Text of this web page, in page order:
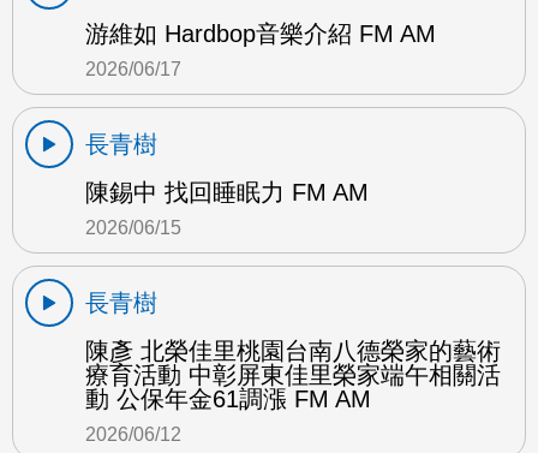
游維如 Hardbop音樂介紹 FM AM
2026/06/17
長青樹
陳錫中 找回睡眠力 FM AM
2026/06/15
長青樹
陳彥 北榮佳里桃園台南八德榮家的藝術
療育活動 中彰屏東佳里榮家端午相關活
動 公保年金61調漲 FM AM
2026/06/12